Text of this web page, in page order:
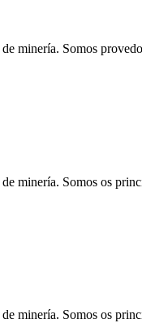
minería. Somos
minería. Somos os
minería. Somos os